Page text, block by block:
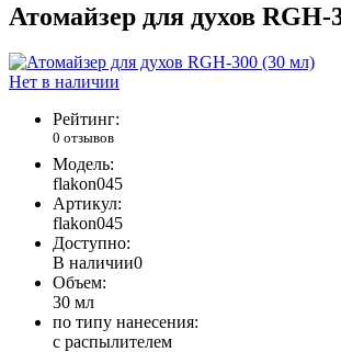
Атомайзер для духов RGH-
Нет в наличии
Рейтинг:
0 отзывов
Модель:
flakon045
Артикул:
flakon045
Доступно:
В наличии0
Объем:
30 мл
по типу нанесения:
с распылителем